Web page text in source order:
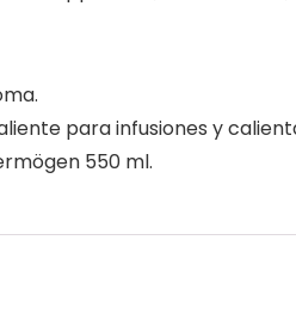
para infusiones y
550 ml.